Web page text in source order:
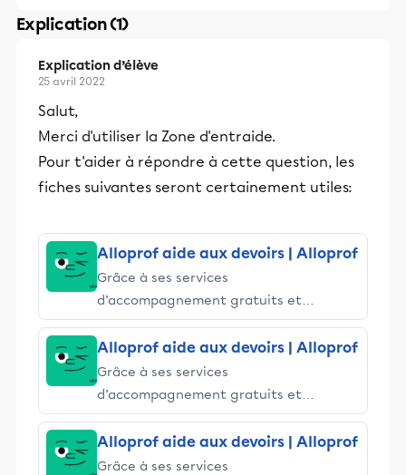
Explication (1)
Explication d’élève
25 avril 2022
Salut,
Merci d'utiliser la Zone d'entraide.
Pour t'aider à répondre à cette question, les
fiches suivantes seront certainement utiles:
Alloprof aide aux devoirs | Alloprof
Grâce à ses services
d’accompagnement gratuits et
stimulants, Alloprof engage les élèves
et leurs parents dans la réussite
éducative.
Alloprof aide aux devoirs | Alloprof
Grâce à ses services
d’accompagnement gratuits et
stimulants, Alloprof engage les élèves
et leurs parents dans la réussite
éducative.
Alloprof aide aux devoirs | Alloprof
Grâce à ses services